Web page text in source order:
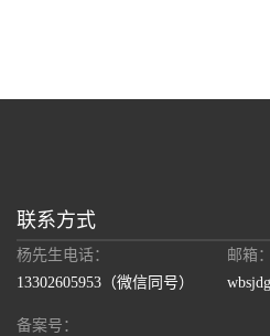
联系方式
杨先生电话：
13302605953 （微信同号）
邮箱：
备案号：